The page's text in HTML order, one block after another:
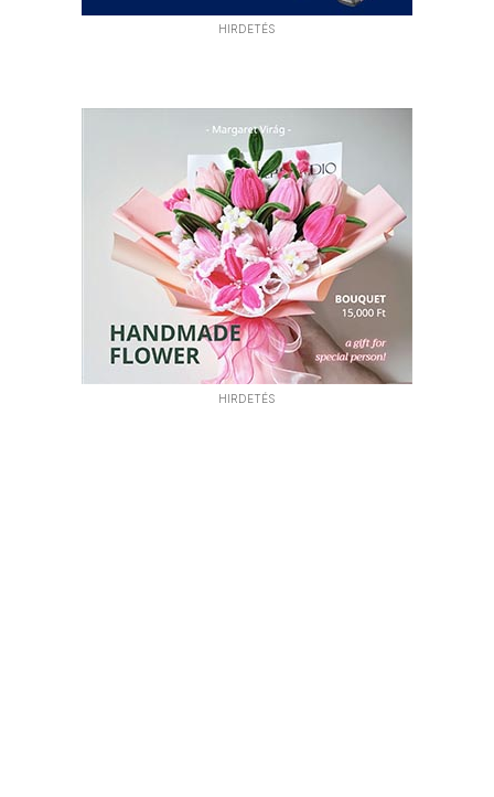
HIRDETÉS
HIRDETÉS